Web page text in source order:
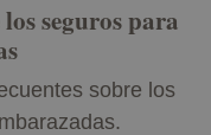
seguros para
sobre los